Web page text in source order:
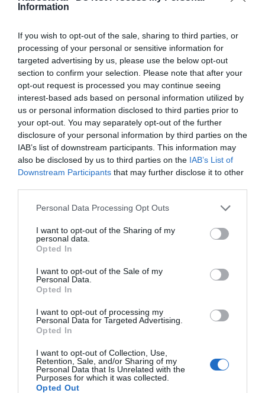
Information
If you wish to opt-out of the sale, sharing to third parties, or
processing of your personal or sensitive information for
targeted advertising by us, please use the below opt-out
section to confirm your selection. Please note that after your
opt-out request is processed you may continue seeing
interest-based ads based on personal information utilized by
us or personal information disclosed to third parties prior to
your opt-out. You may separately opt-out of the further
disclosure of your personal information by third parties on the
IAB’s list of downstream participants. This information may
also be disclosed by us to third parties on the IAB’s List of
Downstream Participants that may further disclose it to other
Please note that this website/app uses one or more Google
not limited to your visit or usage behaviour. You may click to
grant or deny consent to Google and its third-party tags to
use your data for below specified purposes in below Google
consent section.
Personal Data Processing Opt Outs
I want to opt-out of the Sharing of my
personal data.
Opted In
I want to opt-out of the Sale of my
Personal Data.
Opted In
I want to opt-out of processing my
Personal Data for Targeted Advertising.
Opted In
I want to opt-out of Collection, Use,
Retention, Sale, and/or Sharing of my
Personal Data that Is Unrelated with the
Purposes for which it was collected.
Opted Out
elsimítjuk a tetejét, kirakjuk a grépfrútszeletekkel és a
Rácsra téve kihűtjük, tálaláskor cikkekre vágjuk és
megszórjuk vaníliás porcukorral.
Munka: kb. 25 perc
Fogyasztható: kb. 1,5 óra múlva
Megosztás: Facebook Twitter Pinterest
Címkék: recept ,süti, vanilia,ricotta ,grépfrút
Korábbi bejegyzések Következő bejegyzés
HASONLÓ BEJEGYZÉSEK